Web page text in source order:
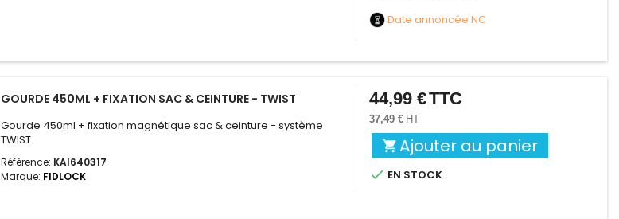
Date annoncée NC
GOURDE 450ML + FIXATION SAC & CEINTURE - TWIST
Gourde 450ml + fixation magnétique sac & ceinture - système
TWIST
Référence: KAI640317
Marque: FIDLOCK
Prix
44,99 €TTC
37,49 € HT
 Ajouter au panier
 EN STOCK